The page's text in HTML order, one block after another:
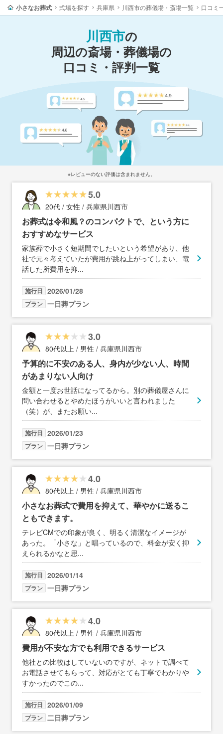
小さなお葬式 式場を探す 兵庫県 川西市の葬儀場・斎場一覧 口コミ
川西市の
周辺の斎場・葬儀場の
口コミ・評判一覧
※レビューのない評価は含まれません。
5.0
20代 / 女性 / 兵庫県川西市
お葬式は令和風？のコンパクトで、という方に
おすすめなサービス
家族葬で小さく短期間でしたいという希望があり、他
社で元々考えていたが費用が跳ね上がってしまい、電
話した所費用を抑...
施行日 2026/01/28
プラン 一日葬プラン
3.0
80代以上 / 男性 / 兵庫県川西市
予算的に不安のある人、身内が少ない人、時間
があまりない人向け
金額と一度お世話になってるから。別の葬儀屋さんに
問い合わせるとやめたほうがいいと言われました
（笑）が、またお願い...
施行日 2026/01/23
プラン 一日葬プラン
4.0
80代以上 / 男性 / 兵庫県川西市
小さなお葬式で費用を抑えて、華やかに送るこ
ともできます。
テレビCMでの印象が良く、明るく清潔なイメージが
あった。「小さな」と唱っているので、料金が安く抑
えられるかなと思...
施行日 2026/01/14
プラン 一日葬プラン
4.0
80代以上 / 男性 / 兵庫県川西市
費用が不安な方でも利用できるサービス
他社との比較はしていないのですが、ネットで調べて
お電話させてもらって、対応がとても丁寧でわかりや
すかったのでこの...
施行日 2026/01/09
プラン 二日葬プラン